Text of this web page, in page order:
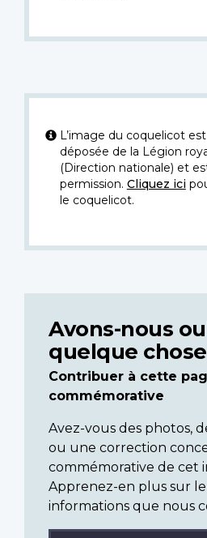
L’image du coquelicot
déposée de la Légion
(Direction nationale) et
permission. Cliquez ici
le coquelicot.
Avons-nous
quelque
Contribuer à cette
commémorative
Avez-vous des photos,
ou une correction
commémorative de cet
Apprenez-en plus sur le
informations que nous